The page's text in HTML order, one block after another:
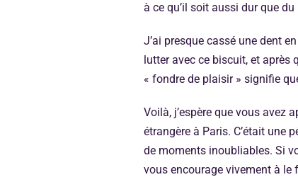
à ce qu’il soit aussi dur que du
J’ai presque cassé une dent
lutter avec ce biscuit, et après
« fondre de plaisir » signifie
Voilà, j’espère que vous avez
étrangère à Paris. C’était une
de moments inoubliables. Si
vous encourage vivement à le